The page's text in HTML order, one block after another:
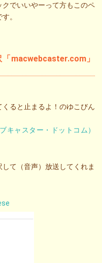
でいいやーって方もこのペ
。
macwebcaster.com」
ると止まるよ！のゆこびん
ャスター・ドットコム）
て（音声）放送してくれま